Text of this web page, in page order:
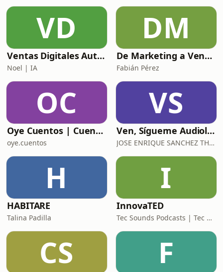
VD
Ventas Digitales Automotrices: De BDC a DCA
Noel | IA
DM
De Marketing a Ventas
Fabián Pérez
OC
Oye Cuentos | Cuentos Infantiles que conectan con la imaginación.
oye.cuentos
VS
Ven, Sígueme Audiolibro
JOSE ENRIQUE SANCHEZ THOMPSON
H
HABITARE
Talina Padilla
I
InnovaTED
Tec Sounds Podcasts | Tec de Monterrey
CS F